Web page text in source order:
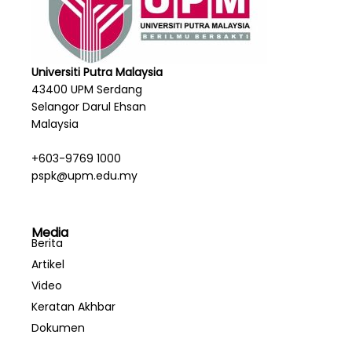
Universiti Putra Malaysia
43400 UPM Serdang
Selangor Darul Ehsan
Malaysia
+603-9769 1000
pspk@upm.edu.my
Media
Berita
Artikel
Video
Keratan Akhbar
Dokumen